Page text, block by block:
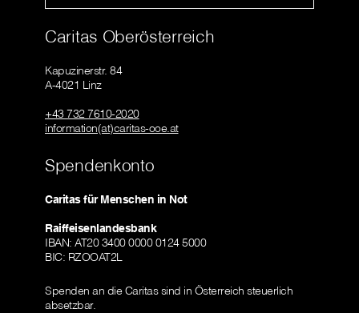
Caritas Oberösterreich
Kapuzinerstr. 84
A-4021 Linz
+43 732 7610-2020
information(at)caritas-ooe.at
Spendenkonto
Caritas für Menschen in Not
Raiffeisenlandesbank
IBAN: AT20 3400 0000 0124 5000
BIC: RZOOAT2L
Spenden an die Caritas sind in Österreich steuerlich
absetzbar.